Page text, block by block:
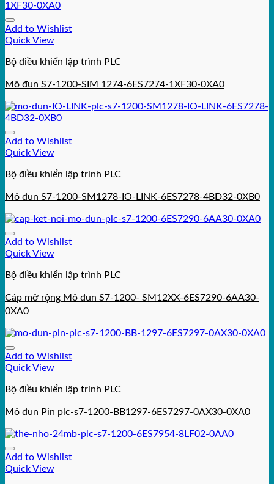
Add to Wishlist
Quick View
Bộ điều khiển lập trình PLC
Mô đun S7-1200-SIM 1274-6ES7274-1XF30-0XA0
Add to Wishlist
Quick View
Bộ điều khiển lập trình PLC
Mô đun S7-1200-SM1278-IO-LINK-6ES7278-4BD32-0XB0
Add to Wishlist
Quick View
Bộ điều khiển lập trình PLC
Cáp mở rộng Mô đun S7-1200- SM12XX-6ES7290-6AA30-
0XA0
Add to Wishlist
Quick View
Bộ điều khiển lập trình PLC
Mô đun Pin plc-s7-1200-BB1297-6ES7297-0AX30-0XA0
Add to Wishlist
Quick View